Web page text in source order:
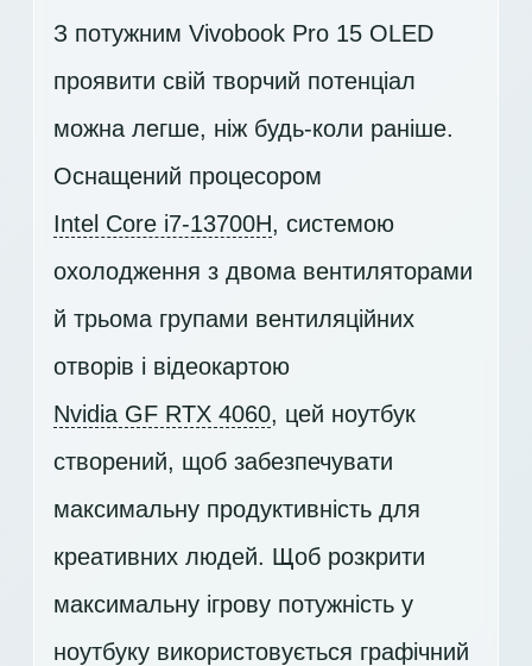
З потужним Vivobook Pro 15 OLED
проявити свій творчий потенціал
можна легше, ніж будь-коли раніше.
Оснащений процесором
Intel Core i7-13700H, системою
охолодження з двома вентиляторами
й трьома групами вентиляційних
отворів і відеокартою
Nvidia GF RTX 4060, цей ноутбук
створений, щоб забезпечувати
максимальну продуктивність для
креативних людей. Щоб розкрити
максимальну ігрову потужність у
ноутбуку використовується графічний